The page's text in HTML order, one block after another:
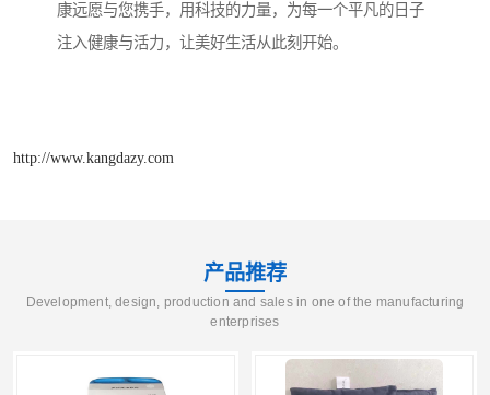
康远愿与您携手，用科技的力量，为每一个平凡的日子
注入健康与活力，让美好生活从此刻开始。
http://www.kangdazy.com
产品推荐
Development, design, production and sales in one of the manufacturing
enterprises